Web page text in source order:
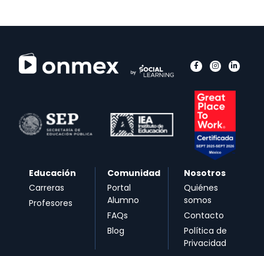
Educación
Carreras
Profesores
Comunidad
Portal
Alumno
FAQs
Blog
Nosotros
Quiénes
somos
Contacto
Política de
Privacidad